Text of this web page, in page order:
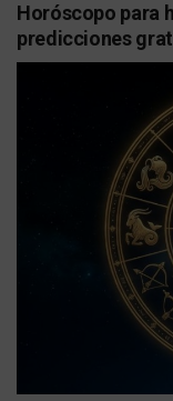
Horóscopo para
predicciones